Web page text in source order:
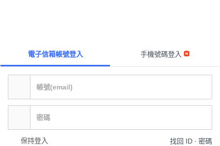
電子信箱帳號登入 手機號碼登入
保持登入 找回 ID ∙ 密碼